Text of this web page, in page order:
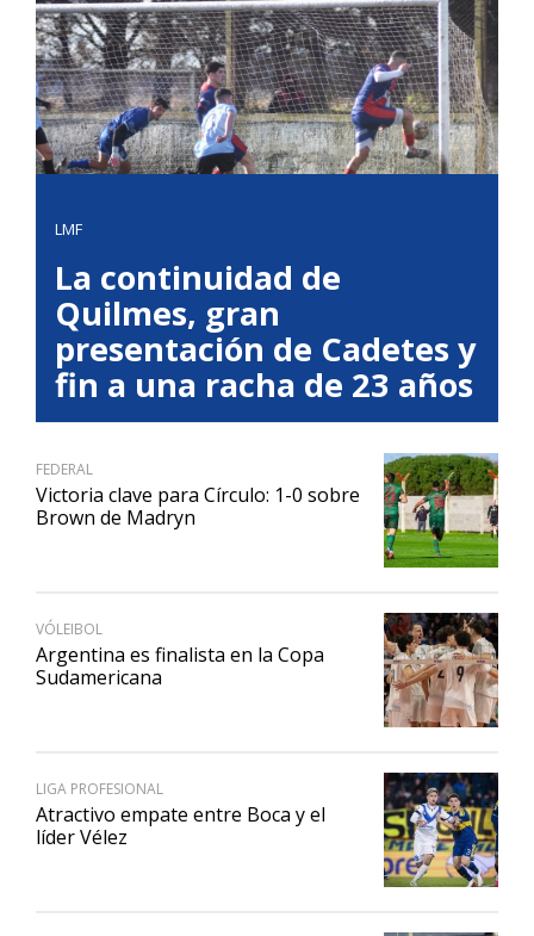
LMF
La continuidad de
Quilmes, gran
presentación de Cadetes y
fin a una racha de 23 años
FEDERAL
Victoria clave para Círculo: 1-0 sobre
Brown de Madryn
VÓLEIBOL
Argentina es finalista en la Copa
Sudamericana
LIGA PROFESIONAL
Atractivo empate entre Boca y el
líder Vélez